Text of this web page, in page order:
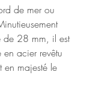
de mer ou
de 28 mm, il est
en acier revêtu
en majesté le